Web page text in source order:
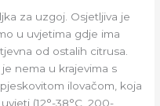
za uzgoj. Osjetljiva je
u uvjetima gdje ima
od ostalih citrusa.
nema u krajevima s
ilovačom, koja
(12°-38°C, 200-